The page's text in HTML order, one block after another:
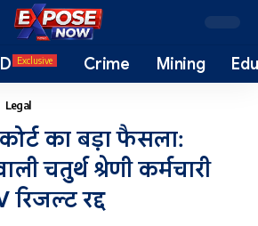
Exclusive Crime Mining
Legal
का बड़ा फैसला:
चतुर्थ श्रेणी कर्मचारी
रिजल्ट रद्द